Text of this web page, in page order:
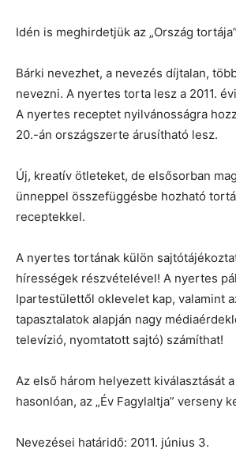
Idén is meghirdetjük az „Ország
Bárki nevezhet, a nevezés díjtalan,
nevezni. A nyertes torta lesz a 2011.
A nyertes receptet nyilvánosságra
20.-án országszerte árusítható lesz.
Új, kreatív ötleteket, de elsősorban
ünneppel összefüggésbe hozható
receptekkel.
A nyertes tortának külön
hírességek részvételével! A nyertes
Ipartestülettől oklevelet kap, valamint
tapasztalatok alapján nagy
televízió, nyomtatott sajtó) számíthat!
Az első három helyezett kiválasztását
hasonlóan, az „Év Fagylaltja” verseny
Nevezései határidő: 2011. június 3.